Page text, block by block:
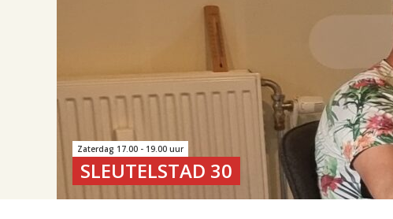
Zaterdag 17.00 - 19.00 uur
SLEUTELSTAD 30